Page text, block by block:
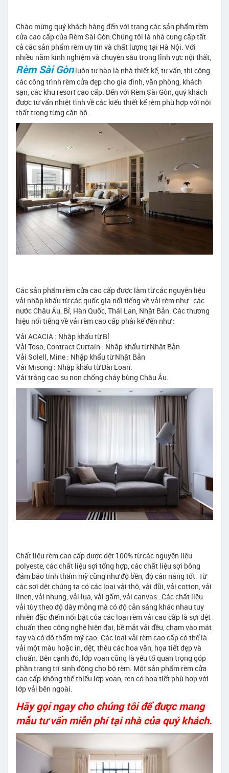
Chào mừng quý khách hàng đến với trang các sản phẩm rèm
cửa cao cấp của Rèm Sài Gòn.Chúng tôi là nhà cung cấp tất
cả các sản phẩm rèm uy tín và chất lượng tại Hà Nội. Với
nhiều năm kinh nghiệm và chuyên sâu trong lĩnh vực nội thất,
Rèm Sài Gònluôn tự hào là nhà thiết kế, tư vấn, thi công
các công trình rèm cửa đẹp cho gia đình, văn phòng, khách
sạn, các khu resort cao cấp. Đến với Rèm Sài Gòn, quý khách
được tư vấn nhiệt tình về các kiểu thiết kế rèm phù hợp với nội
thất trong từng căn hộ.
Các sản phẩm rèm cửa cao cấp được làm từ các nguyên liệu
vải nhập khẩu từ các quốc gia nổi tiếng về vải rèm như : các
nước Châu Áu, Bỉ, Hàn Quốc, Thái Lan, Nhật Bản. Các thương
hiệu nổi tiếng về vải rèm cao cấp phải kể đến như :
Vải ACACIA : Nhập khẩu từ Bỉ
Vải Toso, Contract Curtain : Nhập khẩu từ Nhật Bản
Vải Solell, Mine : Nhập khẩu từ Nhật Bản
Vải Misong : Nhập khẩu từ Đài Loan.
Vải tráng cao su non chống cháy bùng Châu Âu.
Chất liệu rèm cao cấp được dệt 100% từ các nguyên liệu
polyeste, các chất liệu sợi tổng hợp, các chất liệu sợi bông
đảm bảo tính thẩm mỹ cũng như độ bền, độ cản nắng tốt. Từ
các sợi dệt chúng ta có các loại vải thô, vải đũi, vải cotton, vải
linen, vải nhung, vải lụa, vải gấm, vải canvas…Các chất liệu
vải tùy theo độ dày mỏng mà có độ cản sáng khác nhau tuy
nhiên đặc điểm nổi bật của các loại rèm vải cao cấp là sợi dệt
chuẩn theo công nghệ hiện đại, bề mặt vải đều, chạm vào mát
tay và có độ thẩm mỹ cao. Các loại vải rèm cao cấp có thể là
vải một màu hoặc in, dệt, thêu các hoa văn, họa tiết đẹp và
chuẩn. Bên cạnh đó, lớp voan cũng là yếu tố quan trọng góp
phần trang trí sinh động cho bộ rèm. Một sản phẩm rèm cửa
cao cấp không thể thiếu lớp voan, ren có họa tiết phù hợp với
lớp vải bên ngoài.
Hãy gọi ngay cho chúng tôi để được mang
mẫu tư vấn miễn phí tại nhà của quý khách.